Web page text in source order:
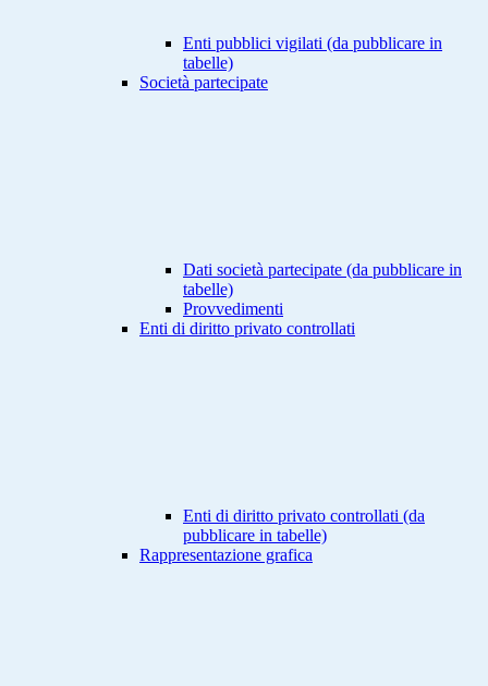
Enti pubblici vigilati (da pubblicare in
tabelle)
Società partecipate
Dati società partecipate (da pubblicare in
tabelle)
Provvedimenti
Enti di diritto privato controllati
Enti di diritto privato controllati (da
pubblicare in tabelle)
Rappresentazione grafica